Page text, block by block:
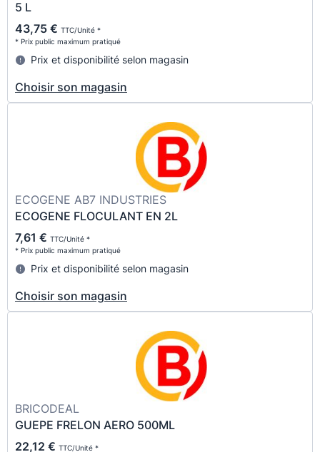
5 L
43,75 € TTC/Unité *
* Prix public maximum pratiqué
Prix et disponibilité selon magasin
Choisir son magasin
ECOGENE AB7 INDUSTRIES
ECOGENE FLOCULANT EN 2L
7,61 € TTC/Unité *
* Prix public maximum pratiqué
Prix et disponibilité selon magasin
Choisir son magasin
BRICODEAL
GUEPE FRELON AERO 500ML
22,12 € TTC/Unité *